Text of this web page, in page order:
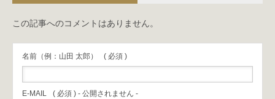
この記事へのコメントはありません。
名前（例：山田 太郎） ( 必須 )
E-MAIL ( 必須 ) - 公開されません -